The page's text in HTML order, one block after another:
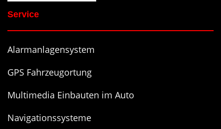
Service
Alarmanlagensystem
GPS Fahrzeugortung
Multimedia Einbauten im Auto
Navigationssysteme